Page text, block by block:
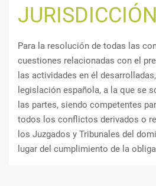
JURISDICCIÓN
Para la resolución de todas las
cuestiones relacionadas con el
las actividades en él
legislación española, a la que se
las partes, siendo competentes
todos los conflictos derivados o
los Juzgados y Tribunales del
lugar del cumplimiento de la